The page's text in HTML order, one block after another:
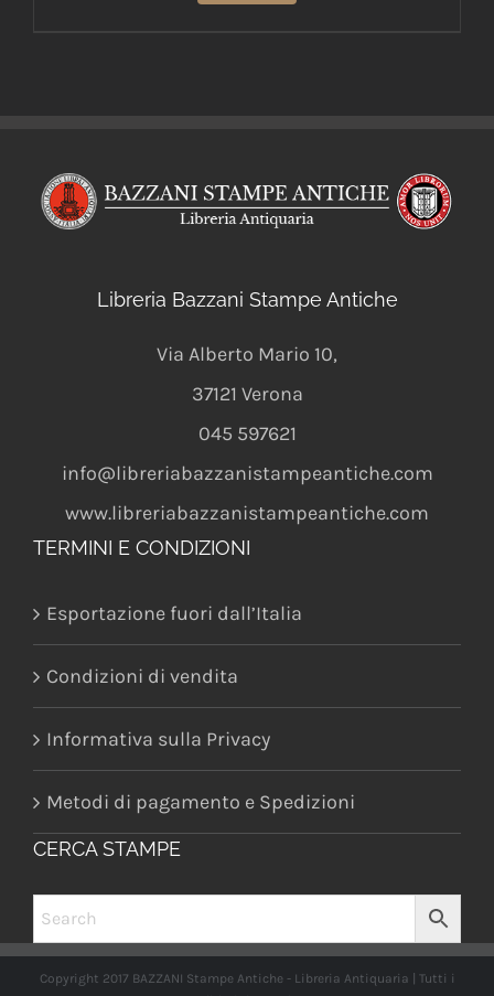
Libreria Bazzani Stampe Antiche
Via Alberto Mario 10,
37121 Verona
045 597621
info@libreriabazzanistampeantiche.com
www.libreriabazzanistampeantiche.com
TERMINI E CONDIZIONI
Esportazione fuori dall’Italia
Condizioni di vendita
Informativa sulla Privacy
Metodi di pagamento e Spedizioni
CERCA STAMPE
Copyright 2017 BAZZANI Stampe Antiche - Libreria Antiquaria | Tutti i